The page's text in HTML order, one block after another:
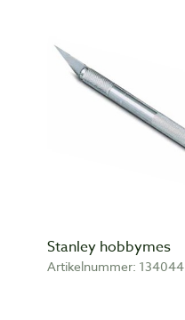
Stanley hobbymes
Artikelnummer: 134044